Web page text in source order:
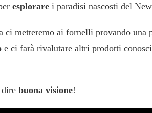
esplorare i paradisi nascosti del
ci metteremo ai fornelli provando una
e ci farà rivalutare altri prodotti
buona visione!